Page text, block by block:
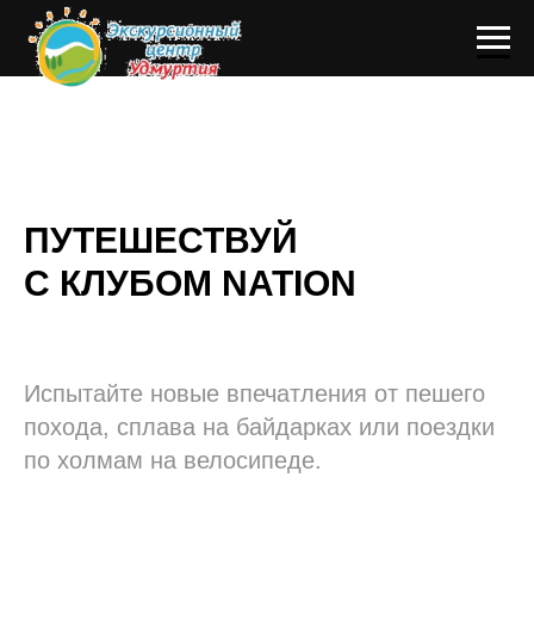
ПУТЕШЕСТВУЙ
С КЛУБОМ NATION
Испытайте новые впечатления от пешего
похода, сплава на байдарках или поездки
по холмам на велосипеде.